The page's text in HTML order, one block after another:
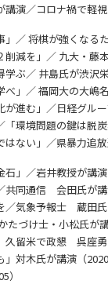
演／コロナ禍で軽
／ 将棋が強くなる
減を」／ 九大・藤
ぶ／ 井島氏が渋沢
」／ 福岡大の大嶋
進む」／日経グル
環境問題の鍵は脱
ない」／県暴力追
」／岩井教授が講
同通信 会田氏が講
気象予報士 蔵田
たづけ士・小松氏が
留米で政懇 呉座
」対木氏が講演（
）